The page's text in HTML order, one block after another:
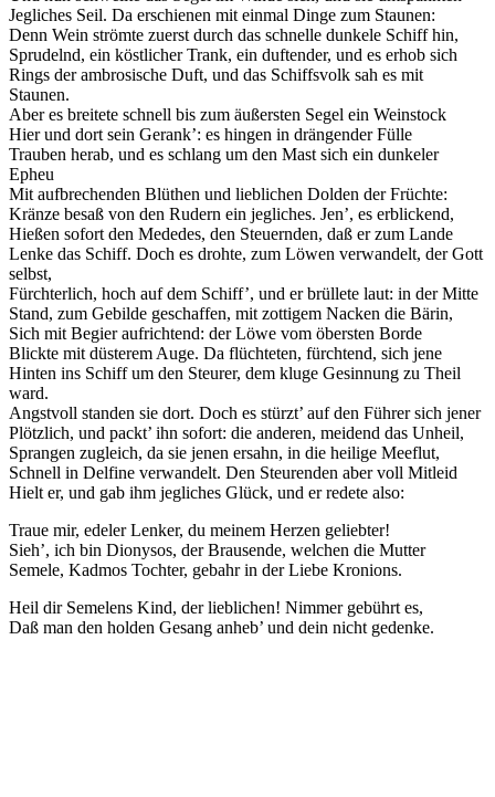
Jegliches Seil. Da erschienen mit einmal Dinge zum Staunen:
Denn Wein strömte zuerst durch das schnelle dunkele Schiff hin,
Sprudelnd, ein köstlicher Trank, ein duftender, und es erhob sich
Rings der ambrosische Duft, und das Schiffsvolk sah es mit
Staunen.
Aber es breitete schnell bis zum äußersten Segel ein Weinstock
Hier und dort sein Gerank’: es hingen in drängender Fülle
Trauben herab, und es schlang um den Mast sich ein dunkeler
Epheu
Mit aufbrechenden Blüthen und lieblichen Dolden der Früchte:
Kränze besaß von den Rudern ein jegliches. Jen’, es erblickend,
Hießen sofort den Mededes, den Steuernden, daß er zum Lande
Lenke das Schiff. Doch es drohte, zum Löwen verwandelt, der Gott
selbst,
Fürchterlich, hoch auf dem Schiff’, und er brüllete laut: in der Mitte
Stand, zum Gebilde geschaffen, mit zottigem Nacken die Bärin,
Sich mit Begier aufrichtend: der Löwe vom öbersten Borde
Blickte mit düsterem Auge. Da flüchteten, fürchtend, sich jene
Hinten ins Schiff um den Steurer, dem kluge Gesinnung zu Theil
ward.
Angstvoll standen sie dort. Doch es stürzt’ auf den Führer sich jener
Plötzlich, und packt’ ihn sofort: die anderen, meidend das Unheil,
Sprangen zugleich, da sie jenen ersahn, in die heilige Meeflut,
Schnell in Delfine verwandelt. Den Steurenden aber voll Mitleid
Hielt er, und gab ihm jegliches Glück, und er redete also:
Traue mir, edeler Lenker, du meinem Herzen geliebter!
Sieh’, ich bin Dionysos, der Brausende, welchen die Mutter
Semele, Kadmos Tochter, gebahr in der Liebe Kronions.
Heil dir Semelens Kind, der lieblichen! Nimmer gebührt es,
Daß man den holden Gesang anheb’ und dein nicht gedenke.